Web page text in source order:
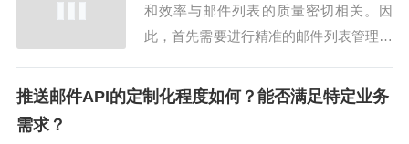
和效率与邮件列表的质量密切相关。因
此，首先需要进行精准的邮件列表管理。
跃的，并且用户已经授权接收邮件。及时
推送邮件API的定制化程度如何？能否满足特定业务
需求？